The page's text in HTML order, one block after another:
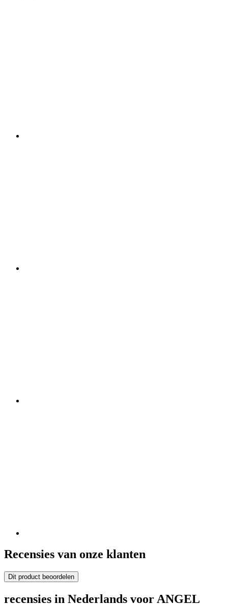
Recensies van onze klanten
Dit product beoordelen
recensies in Nederlands voor ANGEL